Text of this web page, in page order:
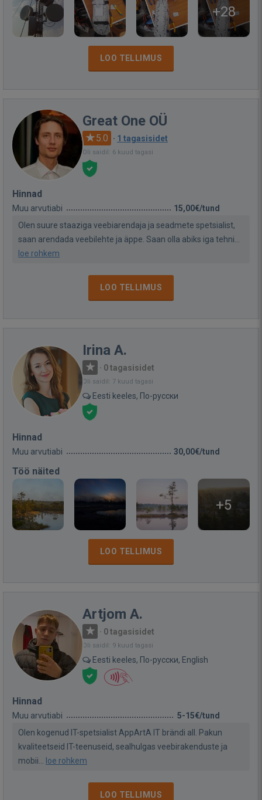
+28
LOO TELLIMUS
Great One OÜ
5.0 · 1 tagasisidet
Oli saidil: 6 kuud tagasi
Hinnad
Muu arvutiabi
15,00€/tund
Olen suure staaziga veebiarendaja ja seadmete spetsialist,
saan arendada veebilehte ja äppe. Saan olla abiks iga tehni...
loe rohkem
LOO TELLIMUS
Irina A.
· 0 tagasisidet
Oli saidil: 7 kuud tagasi
Eesti keeles, По-русски
Hinnad
Muu arvutiabi 30,00€/tund
Töö näited
+5
LOO TELLIMUS
Artjom A.
· 0 tagasisidet
Oli saidil: 9 kuud tagasi
Eesti keeles, По-русски, English
Hinnad
Muu arvutiabi
5-15€/tund
Olen kogenud IT-spetsialist AppArtA IT brändi all. Pakun
kvaliteetseid IT-teenuseid, sealhulgas veebirakenduste ja
mobii...
loe rohkem
LOO TELLIMUS